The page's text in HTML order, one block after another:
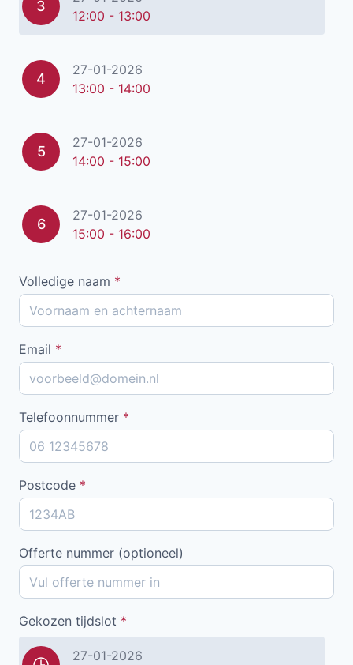
3
12:00 - 13:00
4
27-01-2026
13:00 - 14:00
5
27-01-2026
14:00 - 15:00
6
27-01-2026
15:00 - 16:00
Volledige naam *
Email *
Telefoonnummer *
Postcode *
Offerte nummer (optioneel)
Gekozen tijdslot *
27-01-2026